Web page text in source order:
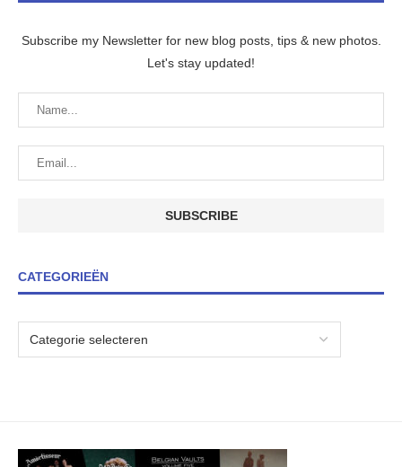
Subscribe my Newsletter for new blog posts, tips & new photos.
Let's stay updated!
CATEGORIEËN